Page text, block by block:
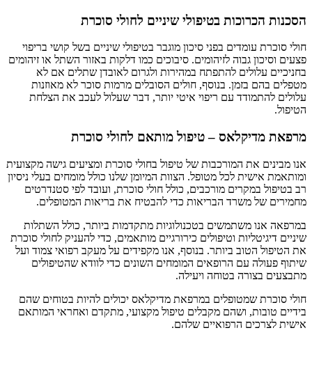
הסכנות הכרוכות בטיפולי שיניים לחולי סוכרת
חולי סוכרת עומדים בפני סיכון מוגבר בטיפולי שיניים בשל קושי בריפוי
פצעים וסיכון גבוה לזיהומים. סיבוכים כמו דלקות באזור השתל או זיהומים
בחניכיים עלולים להתפתח במהירות ולגרום לאובדן שתלים אם לא
מטפלים בהם בזמן. בנוסף, חולים הסובלים מרמות סוכר לא מאוזנות
עלולים להתמודד עם ריפוי איטי יותר, דבר שעלול לעכב את הצלחת
הטיפול.
מרפאת מדיקלאס – טיפול מותאם לחולי סוכרת
אנו מבינים את המורכבות של טיפול בחולי סוכרת ומציעים גישה מקצועית
ומותאמת אישית לכל מטופל. הצוות המיומן שלנו כולל מומחים בעלי ניסיון
רב בטיפול במקרים מורכבים, כולל חולי סוכרת, ועובד לפי סטנדרטים
מחמירים של משרד הבריאות כדי להבטיח את בריאות המטופלים.
במרפאה אנו משתמשים בטכנולוגיות מתקדמות ביותר, כולל השתלות
שיניים דיגיטליות וטיפולים כירורגיים מותאמים, כדי להעניק לחולי סוכרת
את הטיפול הטוב ביותר. בנוסף, אנו מקפידים על מעקב רפואי צמוד ועל
שיתוף פעולה עם הרופאים המומחים השונים כדי לוודא שהטיפולים
מתבצעים בצורה בטוחה ויעילה.
חולי סוכרת שמטופלים במרפאת מדיקלאס יכולים להיות בטוחים שהם
בידיים טובות, ושהם מקבלים טיפול מקצועי, מתקדם ואחראי המותאם
אישית לצרכים הרפואיים שלהם.